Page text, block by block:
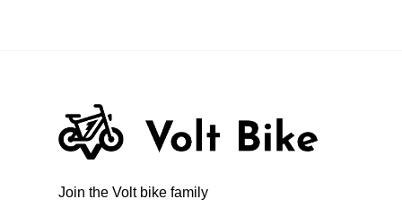
Join the Volt bike family